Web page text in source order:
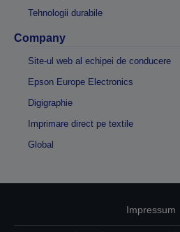
Tehnologii durabile
Company
Site-ul web al echipei de conducere
Epson Europe Electronics
Digigraphie
Imprimare direct pe textile
Global
Impressum